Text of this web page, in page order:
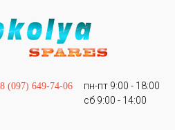
(097) 649-74-06
пн-пт 9:00 - 18:00
сб 9:00 - 14:00